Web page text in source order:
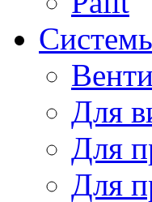
Для
Для
Для